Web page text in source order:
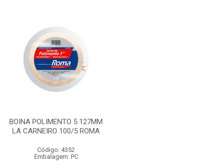
BOINA POLIMENTO 5 127MM
LA CARNEIRO 100/5 ROMA
Código: 4352
Embalagem: PC